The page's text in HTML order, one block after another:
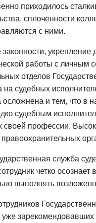
приходилось
сплоченности
с ними.
укрепление
работы с личным
отделов
на судебных
осложнена и тем, что в
судебным
своей профессии.
правоохранительных
служба
четко
выполнять
зарекомендовавших